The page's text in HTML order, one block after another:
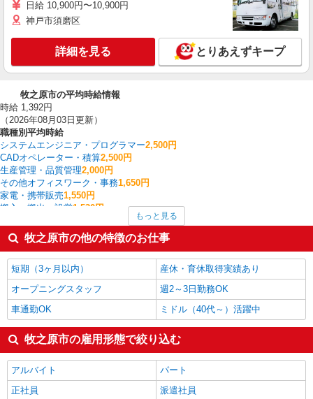
日給 10,900円〜10,900円
神戸市須磨区
詳細を見る とりあえずキープ
牧之原市の平均時給情報
時給 1,392円
（2026年08月03日更新）
職種別平均時給
システムエンジニア・プログラマー2,500円
CADオペレーター・積算2,500円
生産管理・品質管理2,000円
その他オフィスワーク・事務1,650円
家電・携帯販売1,550円
搬入・搬出・設営1,530円
建物管理・設備管理・マンション管理員1,470円
その他軽作業・製造・物流1,467円
金属加工1,450円
経理・人事・労務・総務・法務1,450円
牧之原市の他の職種の平均時給を見る
もっと見る
牧之原市の他の特徴のお仕事
短期（3ヶ月以内）
産休・育休取得実績あり
オープニングスタッフ
週2～3日勤務OK
車通勤OK
ミドル（40代～）活躍中
牧之原市の雇用形態で絞り込む
アルバイト
パート
正社員
派遣社員